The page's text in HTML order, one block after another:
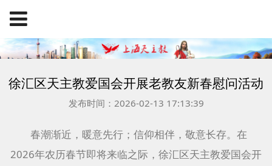
徐汇区天主教爱国会开展老教友新春慰问活动
发布时间：2026-02-13 17:13:39
春潮渐近，暖意先行；信仰相伴，敬意长存。在
2026年农历春节即将来临之际，徐汇区天主教爱国会开